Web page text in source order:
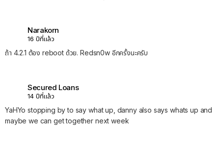
Narakorn
16 ปีที่แล้ว
ถ้า 4.2.1 ต้อง reboot ด้วย. Redsn0w อีกครั้งนะครับ
Secured Loans
14 ปีที่แล้ว
YaHYo stopping by to say what up, danny also says whats up and
maybe we can get together next week